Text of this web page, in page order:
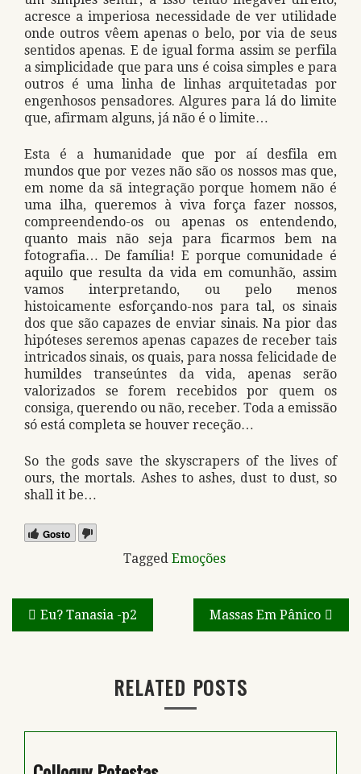
acresce a imperiosa necessidade de ver utilidade
onde outros vêem apenas o belo, por via de seus
sentidos apenas. E de igual forma assim se perfila
a simplicidade que para uns é coisa simples e para
outros é uma linha de linhas arquitetadas por
engenhosos pensadores. Algures para lá do limite
que, afirmam alguns, já não é o limite…
Esta é a humanidade que por aí desfila em
mundos que por vezes não são os nossos mas que,
em nome da sã integração porque homem não é
uma ilha, queremos à viva força fazer nossos,
compreendendo-os ou apenas os entendendo,
quanto mais não seja para ficarmos bem na
fotografia… De família! E porque comunidade é
aquilo que resulta da vida em comunhão, assim
vamos interpretando, ou pelo menos
histoicamente esforçando-nos para tal, os sinais
dos que são capazes de enviar sinais. Na pior das
hipóteses seremos apenas capazes de receber tais
intricados sinais, os quais, para nossa felicidade de
humildes transeúntes da vida, apenas serão
valorizados se forem recebidos por quem os
consiga, querendo ou não, receber. Toda a emissão
só está completa se houver receção…
So the gods save the skyscrapers of the lives of
ours, the mortals. Ashes to ashes, dust to dust, so
shall it be…
Gosto
Tagged Emoções
Navegação
de
Eu? Tanasia -p2 Massas Em Pânico
RELATED POSTS